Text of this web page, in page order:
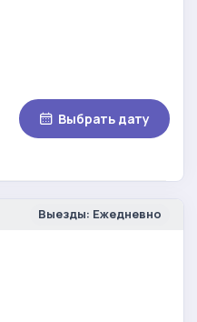
Выбрать дату
Выезды: Ежедневно